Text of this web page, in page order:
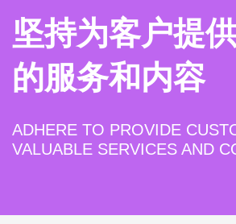
坚持为客户提
的服务和内容
ADHERE TO PROVIDE
VALUABLE SERVICES AND